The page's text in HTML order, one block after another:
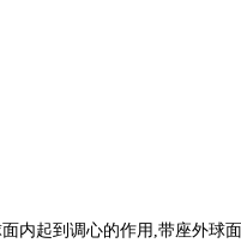
起到调心的作用,带座外球